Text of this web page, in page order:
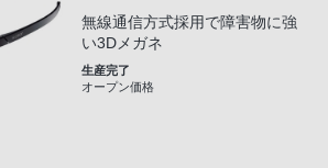
無線通信方式採用で障害物に強
い3Dメガネ
生産完了
オープン価格